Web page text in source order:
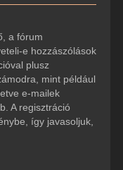
a fórum
e hozzászólások
plusz
mint például
e-mailek
A regisztráció
így javasoljuk,